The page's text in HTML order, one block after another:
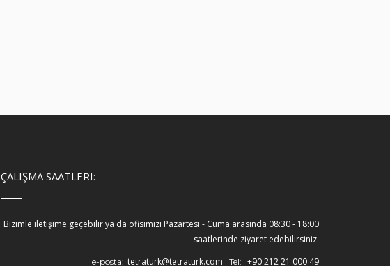
ÇALIŞMA SAATLERI:
Bizimle iletişime geçebilir ya da ofisimizi Pazartesi - Cuma arasında 08:30 - 18:00
saatlerinde ziyaret edebilirsiniz.
e-posta: tetraturk@tetraturk.com Tel: +90 212 21 000 49